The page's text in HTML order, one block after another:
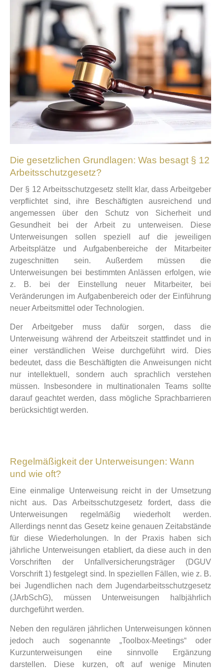
Die gesetzlichen Grundlagen: Was besagt § 12
Arbeitsschutzgesetz?
Der § 12 Arbeitsschutzgesetz stellt klar, dass Arbeitgeber
verpflichtet sind, ihre Beschäftigten ausreichend und
angemessen über den Schutz von Sicherheit und
Gesundheit bei der Arbeit zu unterweisen. Diese
Unterweisungen sollen speziell auf die jeweiligen
Arbeitsplätze und Aufgabenbereiche der Mitarbeiter
zugeschnitten sein. Außerdem müssen die
Unterweisungen bei bestimmten Anlässen erfolgen, wie
z. B. bei der Einstellung neuer Mitarbeiter, bei
Veränderungen im Aufgabenbereich oder der Einführung
neuer Arbeitsmittel oder Technologien.
Der Arbeitgeber muss dafür sorgen, dass die
Unterweisung während der Arbeitszeit stattfindet und in
einer verständlichen Weise durchgeführt wird. Dies
bedeutet, dass die Beschäftigten die Anweisungen nicht
nur intellektuell, sondern auch sprachlich verstehen
müssen. Insbesondere in multinationalen Teams sollte
darauf geachtet werden, dass mögliche Sprachbarrieren
berücksichtigt werden.
Regelmäßigkeit der Unterweisungen: Wann
und wie oft?
Eine einmalige Unterweisung reicht in der Umsetzung
nicht aus. Das Arbeitsschutzgesetz fordert, dass die
Unterweisungen regelmäßig wiederholt werden.
Allerdings nennt das Gesetz keine genauen Zeitabstände
für diese Wiederholungen. In der Praxis haben sich
jährliche Unterweisungen etabliert, da diese auch in den
Vorschriften der Unfallversicherungsträger (DGUV
Vorschrift 1) festgelegt sind. In speziellen Fällen, wie z. B.
bei Jugendlichen nach dem Jugendarbeitsschutzgesetz
(JArbSchG), müssen Unterweisungen halbjährlich
durchgeführt werden.
Neben den regulären jährlichen Unterweisungen können
jedoch auch sogenannte „Toolbox-Meetings“ oder
Kurzunterweisungen eine sinnvolle Ergänzung
darstellen. Diese kurzen, oft auf wenige Minuten